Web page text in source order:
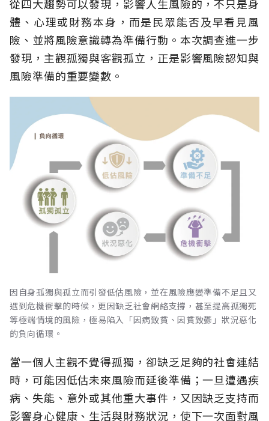
從四大趨勢可以發現，影響人生風險的，不只是身
體、心理或財務本身，而是民眾能否及早看見風
險、並將風險意識轉為準備行動。本次調查進一步
發現，主觀孤獨與客觀孤立，正是影響風險認知與
風險準備的重要變數。
因自身孤獨與孤立而引發低估風險，並在風險應變準備不足且又
遇到危機衝擊的時候，更因缺乏社會網絡支撐，甚至提高孤獨死
等極端情境的風險，極易陷入「因病致貧、因貧致鬱」狀況惡化
的負向循環。
當一個人主觀不覺得孤獨，卻缺乏足夠的社會連結
時，可能因低估未來風險而延後準備；一旦遭遇疾
病、失能、意外或其他重大事件，又因缺乏支持而
影響身心健康、生活與財務狀況，使下一次面對風